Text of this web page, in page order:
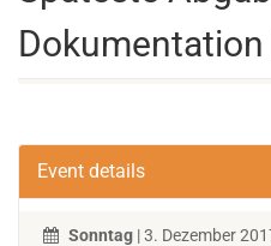
Dokumentation
Event details
Sonntag | 3. Dezember